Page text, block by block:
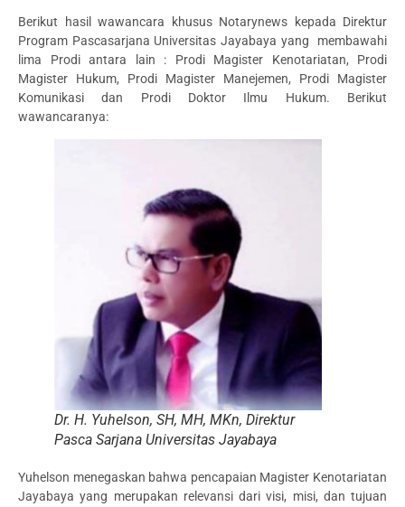
Berikut hasil wawancara khusus Notarynews kepada Direktur
Program Pascasarjana Universitas Jayabaya yang membawahi
lima Prodi antara lain : Prodi Magister Kenotariatan, Prodi
Magister Hukum, Prodi Magister Manejemen, Prodi Magister
Komunikasi dan Prodi Doktor Ilmu Hukum. Berikut
wawancaranya:
Dr. H. Yuhelson, SH, MH, MKn, Direktur
Pasca Sarjana Universitas Jayabaya
Yuhelson menegaskan bahwa pencapaian Magister Kenotariatan
Jayabaya yang merupakan relevansi dari visi, misi, dan tujuan